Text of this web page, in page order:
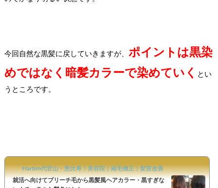
今回自然な黒髪に戻していきますが、 ポイントは黒染
めではなく暗髪カラーで染めていく
とい
うところです。
Hartim代官山・恵比寿｜美容院｜縮毛矯正｜髪質改善
就活へ向けてブリーチ毛から黒髪風ヘアカラー・黒すぎな